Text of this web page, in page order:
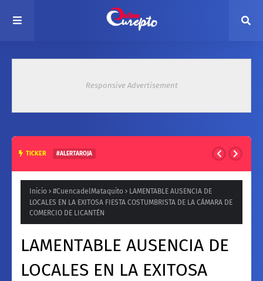
Responsive Advertisement
TICKER #ALERTAROJA
TEMPERATURAS EN ZONA CENTRAL
Inicio #CuencadelMataquito
LAMENTABLE AUSENCIA DE
LOCALES EN LA EXITOSA FIESTA COSTUMBRISTA DE LA CÁMARA DE
COMERCIO DE LICANTÉN
LAMENTABLE AUSENCIA DE
LOCALES EN LA EXITOSA